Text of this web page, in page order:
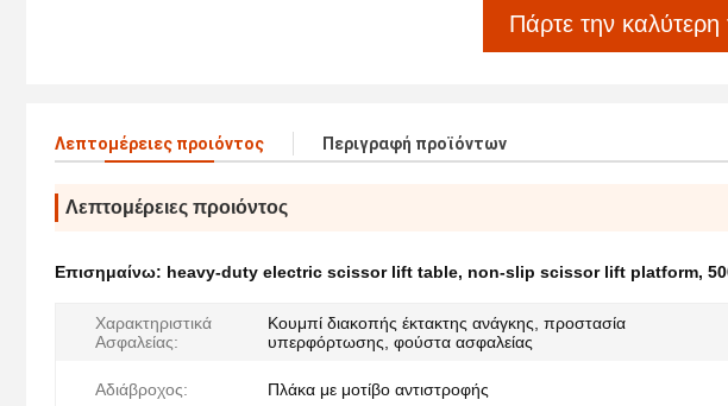
Πάρτε την καλύτερη
Λεπτομέρειες προιόντος Περιγραφή προϊόντων
Λεπτομέρειες προιόντος
Επισημαίνω: heavy-duty electric scissor lift table, non-slip scissor lift platform,
Χαρακτηριστικά
Ασφαλείας:
Κουμπί διακοπής έκτακτης ανάγκης, προστασία
υπερφόρτωσης, φούστα ασφαλείας
Αδιάβροχος: Πλάκα με μοτίβο αντιστροφής